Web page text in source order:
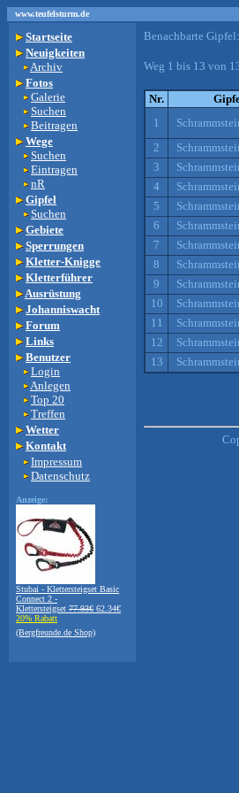
www.teufelsturm.de
Startseite
Neuigkeiten
Archiv
Fotos
Galerie
Suchen
Beitragen
Wege
Suchen
Eintragen
nR
Gipfel
Suchen
Gebiete
Sperrungen
Kletter-Knigge
Kletterführer
Ausrüstung
Johanniswacht
Forum
Links
Benutzer
Login
Anlegen
Top 20
Treffen
Wetter
Kontakt
Impressum
Datenschutz
Anzeige:
Stubai - Klettersteigset Basic
Connect 2 -
Klettersteigset 77.93€ 62.34€
20% Rabatt
(Bergfreunde.de Shop)
Benachbarte Gipfel:
Weg 1 bis 13 von
Nr.
1
2
3
4
5
6
7
8
9
10
11
12
13